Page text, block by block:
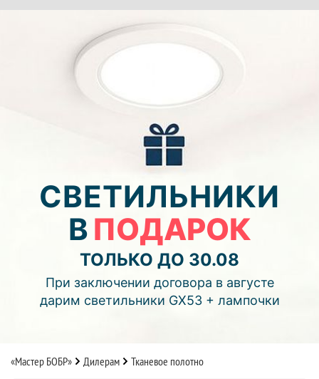
ВТОРОЙ И ТРЕТИЙ
ПОТОЛОК
В ПОДАРОК!
До конца акции:
00 00 00
дней часов мин.
Подробнее об акции >>
Монтаж двухуровнего потолка
с фотопечатью и подсветкой (смотреть видео)
СВЕТИЛЬНИКИ
ВПОДАРОК
ТОЛЬКО ДО 30.08
При заключении договора в августе
дарим светильники GX53 + лампочки
«Мастер БОБР» Дилерам Тканевое полотно